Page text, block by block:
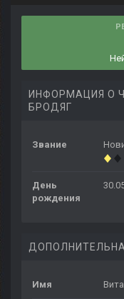
ИНФОРМАЦИЯ О
БРОДЯГ
Звание
День
рождения
Имя